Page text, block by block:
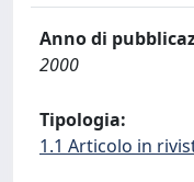
Anno di
2000
Tipologia:
1.1 Articolo in